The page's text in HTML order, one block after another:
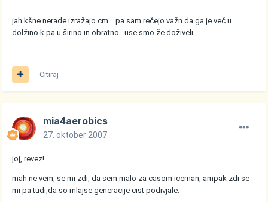
jah kšne nerade izražajo cm....pa sam rečejo važn da ga je več u
dolžino k pa u širino in obratno...use smo že doživeli
Citiraj
mia4aerobics
27. oktober 2007
joj, revez!
mah ne vem, se mi zdi, da sem malo za casom iceman, ampak zdi se
mi pa tudi,da so mlajse generacije cist podivjale.